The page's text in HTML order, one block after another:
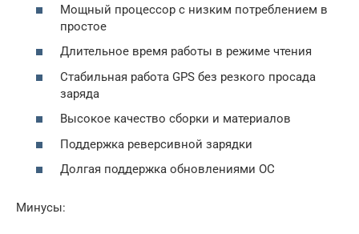
Мощный процессор с низким потреблением в
простое
Длительное время работы в режиме чтения
Стабильная работа GPS без резкого просада
заряда
Высокое качество сборки и материалов
Поддержка реверсивной зарядки
Долгая поддержка обновлениями ОС
Минусы: